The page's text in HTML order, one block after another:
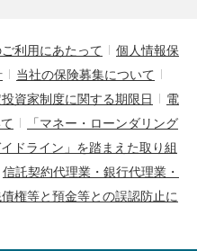
利用にあたって
個人情報保
当社の保険募集について
資家制度に関する期限日
電
「マネー・ローンダリング
ドライン」を踏まえた取り組
信託契約代理業・銀行代理業・
権等と預金等との誤認防止に